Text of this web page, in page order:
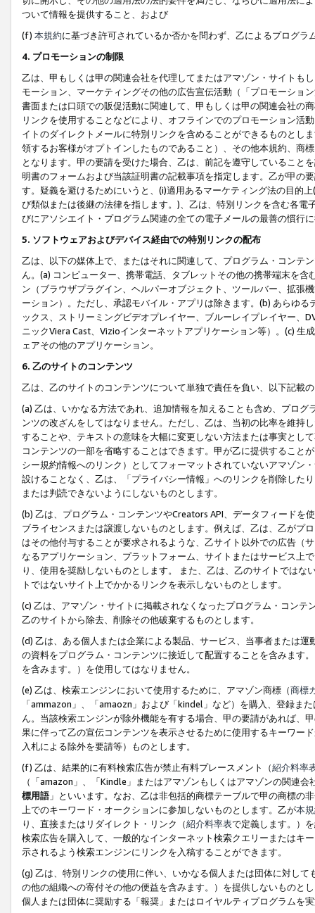
ついて情報を提供すること、および
(f) 本規約に基づき許可されているか否かを問わず、乙によるプログ
4. プロモーションの制限
乙は、甲もしくは甲の関連会社を代理してまたはアマゾン・サイトも
モーション、マーケティングその他の広告宣伝活動（「プロモーショ
書面または口頭での販促活動に関連して、甲もしくは甲の関連会社の
リンクを使用することなどにより、オフラインでのプロモーション活
イトのダイレクトメールに特別リンクを含めることができるものとし
領するお客様がオプトインしたものであること）、その他本規約、商
となります。甲の要請を受けた場合、乙は、前記を遵守していること
明書のフォームおよび当該証明書の記載事項を指定します。乙が甲の
す。疑義を避けるためにいうと、(i)適用あるマーケティング法の目的
び類似または後継の法律を指します。)、乙は、特別リンクを含む各
びにアソシエイト・プログラム関連の全ての電子メールの最善の慣行
5. ソフトウェアおよびデバイス経由での特別リンクの配布
乙は、以下の媒体上で、またはそれに関連して、プログラム・コンテ
ん。(a) コンピューター、携帯電話、タブレットその他の携帯端末を
ン（ブラウザプラグイン、ヘルパーオブジェクト、ツールバー、拡張
ーション）。ただし、承認モバイル・アプリは除きます。(b) あらゆ
ックス、ストリーミングビデオプレイヤー、ブルーレイプレイヤー、
ニックViera Cast、Vizioインターネットアプリケーション等）。(c)
ェアその他のアプリケーション。
6. 乙のサイトのコンテンツ
乙は、乙のサイトのコンテンツについて単独で責任を負い、以下記載
(a) 乙は、いかなる方法であれ、追加情報を加えることも含め、プロ
ンツの改ざんをしてはなりません。ただし、乙は、当初の比率を維持
することや、テキストの意味を大幅に変更しない方法または事実とし
コンテンツの一部を省略することはできます。甲が乙に提供すること
シー規約情報へのリンク）としてフォーマットされていないアマゾン
設けることなく、乙は、「プライバシー情報」へのリンクを削除した
または判読できないようにしないものとします。
(b) 乙は、プログラム・コンテンツやCreators API、データフィード
ブライセンスまたは譲渡しないものとします。例えば、乙は、乙がプ
はその他付与することが要求されるような、乙サイト以外での広告（
なるアプリケーション、プラットフォーム、サイトまたはサービス上
り、使用を奨励しないものとします。 また、乙は、乙のサイトでは
トではないサイト上でかかるリンクを表示しないものとします。
(c) 乙は、アマゾン・サイトに掲載されなくなったプログラム・コン
乙のサイトから除去、削除その他破棄するものとします。
(d) 乙は、ある個人または企業による製品、サービス、当事者または
の資料をプログラム・コンテンツに接近して配置することを含みます
を含みます。）を使用してはなりません。
(e) 乙は、検索エンジンにおいて使用するために、アマゾン商標（商標
「ammazon」、「amaozn」および「kindel」など）を購入、登録ま
ん。当該検索エンジンが除外機能を有する場合、甲の要請があれば、
果に伴って乙の宣伝コンテンツを表示させるために使用するキーワー
入札による除外を要請等）ものとします。
(f) 乙は、結果的に有料検索広告が禁止有料プレースメント（紹介料率
（「amazon」、「Kindle」またはアマゾンもしくはアマゾンの関連
標用語」といいます。なお、乙は非包括的商標テーブルで甲の商標の
上でのキーワード・オークションに参加しないものとします。乙が本
り、直接またはリダイレクト・リンク（紹介料率表で定義します。）
検索広告を購入して、一般的なインターネット検索クエリーまたはキ
示されるよう検索エンジンにリンクを入稿することができます。
(g) 乙は、特別リンクの使用に伴い、いかなる個人または団体に対し
の他の組織への寄付その他の便益を含みます。）を提供しないものと
個人または団体に奨励する「報奨」またはロイヤルティプログラムを